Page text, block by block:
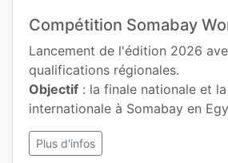
Compétition Somabay
Lancement de l'édition 2026
qualifications régionales.
Objectif : la finale nationale et
internationale à Somabay en
Plus d'infos